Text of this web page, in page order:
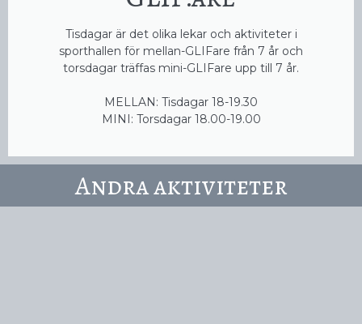
Tisdagar är det olika lekar och aktiviteter i
sporthallen för mellan-GLIFare från 7 år och
torsdagar träffas mini-GLIFare upp till 7 år.
MELLAN: Tisdagar 18-19.30
MINI: Torsdagar 18.00-19.00
Andra aktiviteter